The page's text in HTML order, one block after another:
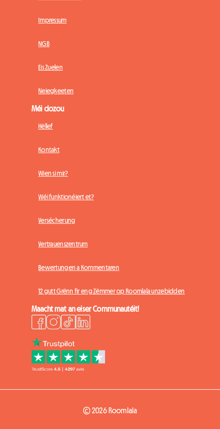
Impressum
NGB
Eis Zuelen
Neiegkeeten
Méi dozou
Hëllef
Kontakt
Wien si mir?
Wéi funktionéiert et?
Versécherung
Vertrauenszentrum
Bewertungen a Kommentaren
12 gutt Grënn fir eng Zëmmer op Roomlala unzebidden
Maacht mat an eiser Communautéit!
© 2026 Roomlala